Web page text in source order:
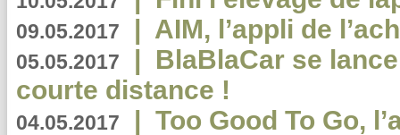
09.05.2017 | AIM, l’appli de
05.05.2017 | BlaBlaCar se
courte distance !
04.05.2017 | Too Good To Go,